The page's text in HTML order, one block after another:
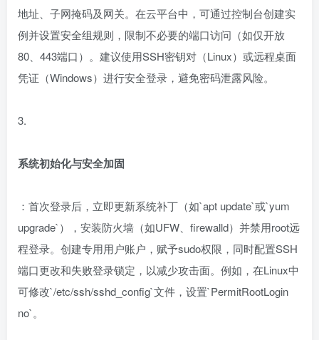
地址、子网掩码及网关。在云平台中，可通过控制台创建实
例并设置安全组规则，限制不必要的端口访问（如仅开放
80、443端口）。建议使用SSH密钥对（Linux）或远程桌面
凭证（Windows）进行安全登录，避免密码泄露风险。
3.
系统初始化与安全加固
：首次登录后，立即更新系统补丁（如`apt update`或`yum
upgrade`），安装防火墙（如UFW、firewalld）并禁用root远
程登录。创建专用用户账户，赋予sudo权限，同时配置SSH
端口更改和失败登录锁定，以减少攻击面。例如，在Linux中
可修改`/etc/ssh/sshd_config`文件，设置`PermitRootLogin
no`。